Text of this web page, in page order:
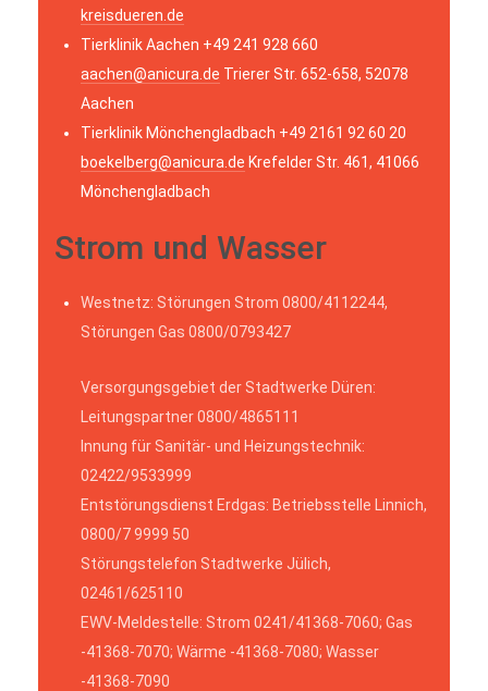
kreisdueren.de
Tierklinik Aachen +49 241 928 660
aachen@anicura.de Trierer Str. 652-658, 52078
Aachen
Tierklinik Mönchengladbach +49 2161 92 60 20
boekelberg@anicura.de Krefelder Str. 461, 41066
Mönchengladbach
Strom und Wasser
Westnetz: Störungen Strom 0800/4112244,
Störungen Gas 0800/0793427
Versorgungsgebiet der Stadtwerke Düren:
Leitungspartner 0800/4865111
Innung für Sanitär- und Heizungstechnik:
02422/9533999
Entstörungsdienst Erdgas: Betriebsstelle Linnich,
0800/7 9999 50
Störungstelefon Stadtwerke Jülich,
02461/625110
EWV-Meldestelle: Strom 0241/41368-7060; Gas
-41368-7070; Wärme -41368-7080; Wasser
-41368-7090